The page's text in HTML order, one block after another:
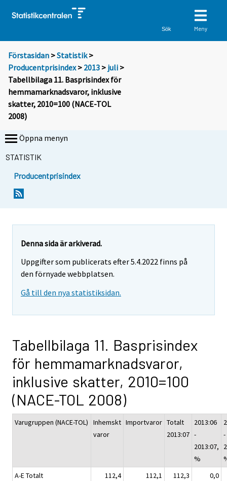
Sök Meny
Förstasidan >Statistik >
Producentprisindex> 2013 > juli >
Tabellbilaga 11. Basprisindex för
hemmamarknadsvaror, inklusive
skatter, 2010=100 (NACE-TOL
2008)
Öppna menyn
STATISTIK
Producentprisindex
Denna sida är arkiverad.
Uppgifter som publicerats efter 5.4.2022 finns på
den förnyade webbplatsen.
Gå till den nya statistiksidan.
Tabellbilaga 11. Basprisindex
för hemmamarknadsvaror,
inklusive skatter, 2010=100
(NACE-TOL 2008)
Varugruppen (NACE-TOL)
Inhemskt
varor
Importvaror Totalt
2013:07
2013:06
-
2013:07,
%
-
A-E Totalt
112,4 112,1 112,3
0,0